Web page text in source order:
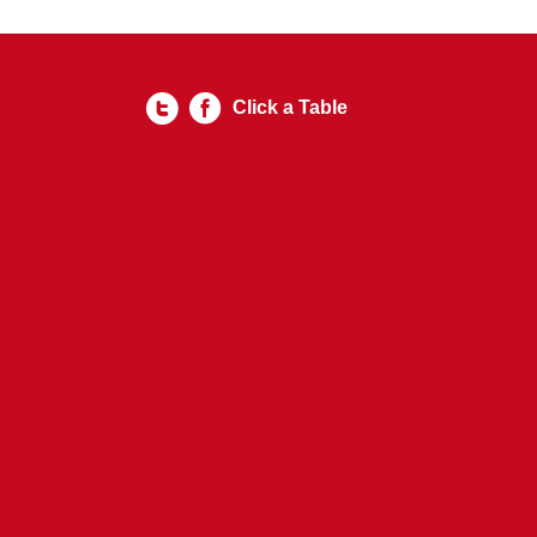
Click a Table